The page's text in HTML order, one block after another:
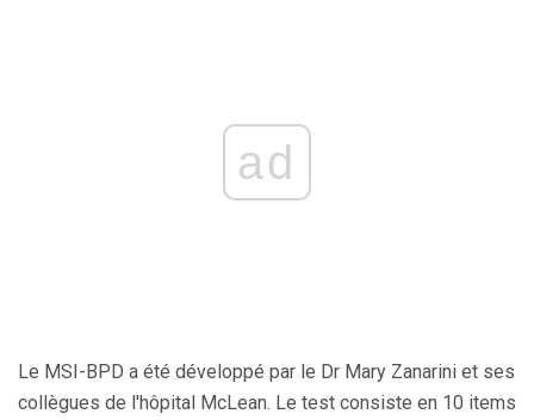
ad
Le MSI-BPD a été développé par le Dr Mary Zanarini et ses
collègues de l'hôpital McLean. Le test consiste en 10 items